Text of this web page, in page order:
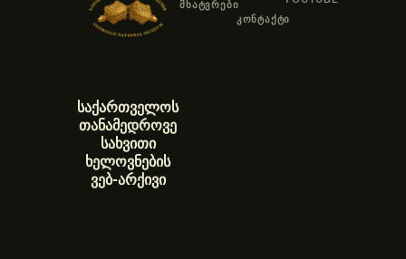
საქართველოს
თანამედროვე
სახვითი
ხელოვნების
ვებ-არქივი
ᲛᲮᲐᲢᲕᲠᲔᲑᲘ
ᲙᲝᲜᲢᲐᲥᲢᲘ